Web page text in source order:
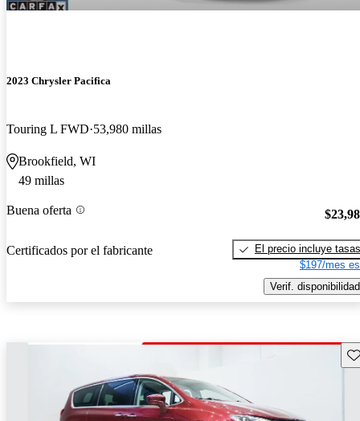
2023 Chrysler Pacifica
Touring L FWD 53,980 millas
Brookfield, WI
49 millas
Buena oferta
Certificados por el fabricante
El precio incluye tasas
$197/mes
Verif. disponibilidad